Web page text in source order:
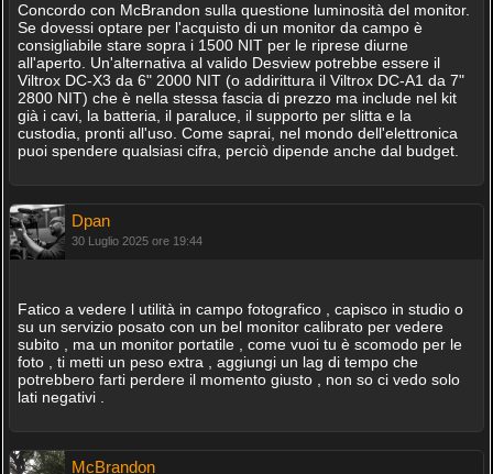
Concordo con McBrandon sulla questione luminosità del monitor.
Se dovessi optare per l'acquisto di un monitor da campo è
consigliabile stare sopra i 1500 NIT per le riprese diurne
all'aperto. Un'alternativa al valido Desview potrebbe essere il
Viltrox DC-X3 da 6" 2000 NIT (o addirittura il Viltrox DC-A1 da 7"
2800 NIT) che è nella stessa fascia di prezzo ma include nel kit
già i cavi, la batteria, il paraluce, il supporto per slitta e la
custodia, pronti all'uso. Come saprai, nel mondo dell'elettronica
puoi spendere qualsiasi cifra, perciò dipende anche dal budget.
Dpan
30 Luglio 2025 ore 19:44
Fatico a vedere l utilità in campo fotografico , capisco in studio o
su un servizio posato con un bel monitor calibrato per vedere
subito , ma un monitor portatile , come vuoi tu è scomodo per le
foto , ti metti un peso extra , aggiungi un lag di tempo che
potrebbero farti perdere il momento giusto , non so ci vedo solo
lati negativi .
McBrandon